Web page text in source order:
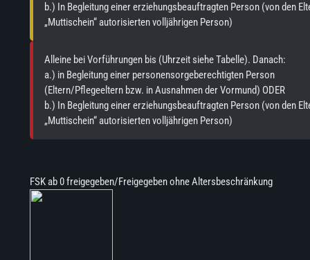
b.) In Begleitung einer erziehungsbeauftragten Person (von den
„Muttischein“ autorisierten volljährigen Person)
Alleine bei Vorführungen bis (Uhrzeit siehe Tabelle). Danach:
a.) in Begleitung einer personensorgeberechtigten Person
(Eltern/Pflegeeltern bzw. in Ausnahmen der Vormund) ODER
b.) In Begleitung einer erziehungsbeauftragten Person (von den
„Muttischein“ autorisierten volljährigen Person)
FSK ab 0 freigegeben/Freigegeben ohne Altersbeschränkung